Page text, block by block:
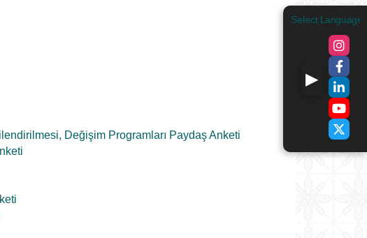
Değişim Programları Paydaş Anketi
Select Language